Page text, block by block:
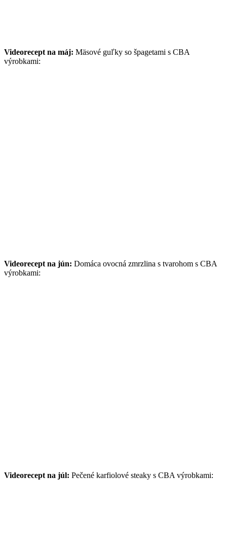
Videorecept na máj: Mäsové guľky so špagetami s CBA
výrobkami:
Videorecept na jún: Domáca ovocná zmrzlina s tvarohom s CBA
výrobkami:
Videorecept na júl: Pečené karfiolové steaky s CBA výrobkami: